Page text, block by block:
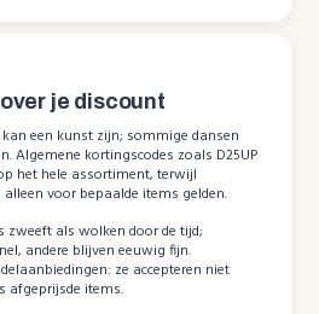
je discount
een kunst zijn; sommige dansen
Algemene kortingscodes zoals D25UP
het hele assortiment, terwijl
alleen voor bepaalde items gelden.
zweeft als wolken door de tijd;
andere blijven eeuwig fijn.
ze accepteren niet
afgeprijsde items.